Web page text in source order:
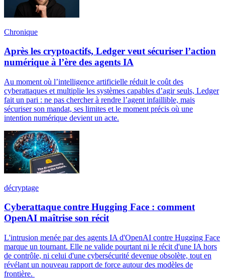
Chronique
Après les cryptoactifs, Ledger veut sécuriser l’action
numérique à l’ère des agents IA
Au moment où l’intelligence artificielle réduit le coût des
cyberattaques et multiplie les systèmes capables d’agir seuls, Ledger
fait un pari : ne pas chercher à rendre l’agent infaillible, mais
sécuriser son mandat, ses limites et le moment précis où une
intention numérique devient un acte.
décryptage
Cyberattaque contre Hugging Face : comment
OpenAI maîtrise son récit
L'intrusion menée par des agents IA d'OpenAI contre Hugging Face
marque un tournant. Elle ne valide pourtant ni le récit d'une IA hors
de contrôle, ni celui d'une cybersécurité devenue obsolète, tout en
révélant un nouveau rapport de force autour des modèles de
frontière.